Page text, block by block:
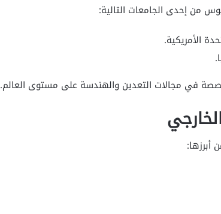
من إحدى الجامعات التالية:
في مجالات التعدين والهندسة على مستوى العالم.
أبرزها: